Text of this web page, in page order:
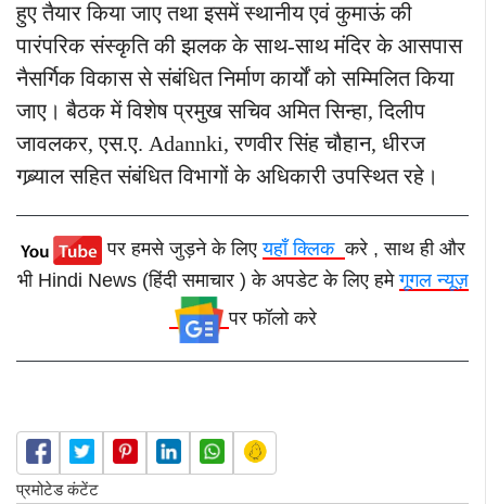
हुए तैयार किया जाए तथा इसमें स्थानीय एवं कुमाऊं की
पारंपरिक संस्कृति की झलक के साथ-साथ मंदिर के आसपास
नैसर्गिक विकास से संबंधित निर्माण कार्यों को सम्मिलित किया
जाए। बैठक में विशेष प्रमुख सचिव अमित सिन्हा, दिलीप
जावलकर, एस.ए. Adannki, रणवीर सिंह चौहान, धीरज
गब्र्याल सहित संबंधित विभागों के अधिकारी उपस्थित रहे।
पर हमसे जुड़ने के लिएयहाँ क्लिककरे , साथ ही और
भी Hindi News (हिंदी समाचार ) के अपडेट के लिए हमेगूगल न्यूज़
पर फॉलो करे